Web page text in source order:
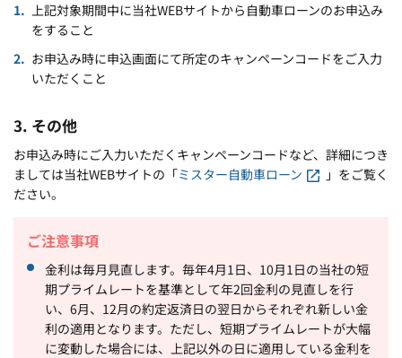
上記対象期間中に当社WEBサイトから自動車ローンのお申込み
をすること
お申込み時に申込画面にて所定のキャンペーンコードをご入力
いただくこと
3. その他
お申込み時にご入力いただくキャンペーンコードなど、詳細につき
ましては当社WEBサイトの「ミスター自動車ローン
」をご覧く
ださい。
ご注意事項
金利は毎月見直します。毎年4月1日、10月1日の当社の短
期プライムレートを基準として年2回金利の見直しを行
い、6月、12月の約定返済日の翌日からそれぞれ新しい金
利の適用となります。ただし、短期プライムレートが大幅
に変動した場合には、上記以外の日に適用している金利を